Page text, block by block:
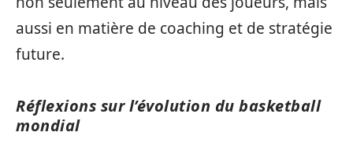
aussi en matière de coaching et de stratégie
future.
Réflexions sur l’évolution du basketball
mondial